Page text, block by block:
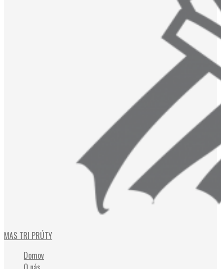
MAS TRI PRÚTY
Domov